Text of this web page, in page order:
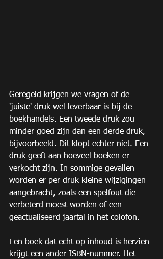
Geregeld krijgen we vragen of de
'juiste' druk wel leverbaar is bij de
boekhandels. Een tweede druk zou
minder goed zijn dan een derde druk,
bijvoorbeeld. Dit klopt echter niet. Een
druk geeft aan hoeveel boeken er
verkocht zijn. In sommige gevallen
worden er per druk kleine wijzigingen
aangebracht, zoals een spelfout die
verbeterd moest worden of een
geactualiseerd jaartal in het colofon.
Een boek dat echt op inhoud is herzien
krijgt een ander ISBN-nummer. Het